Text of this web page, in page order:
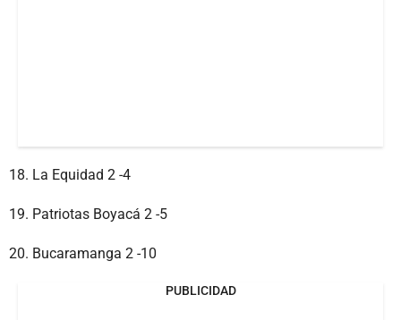
18. La Equidad 2 -4
19. Patriotas Boyacá 2 -5
20. Bucaramanga 2 -10
PUBLICIDAD